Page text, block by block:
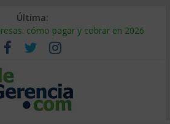
Última:
cómo pagar y cobrar en 2026
es y por qué sale tan caro
cómo auditarla a tiempo
de suministro: qué hacer
UU.: cómo segmentarlo y venderle